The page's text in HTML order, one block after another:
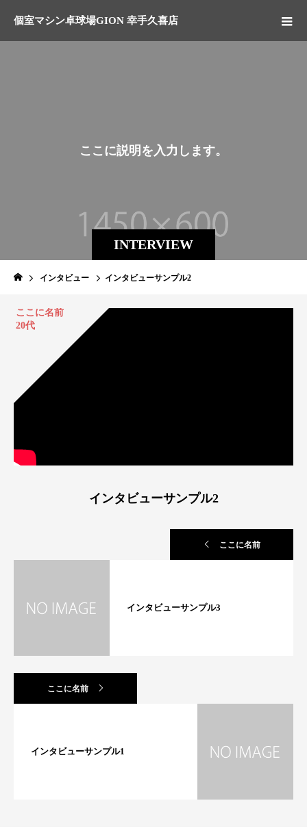
個室マシン卓球場GION 幸手久喜店
INTERVIEW
こ こ に説明 を 入 力 し ま す。
インタビュー インタビューサンプル2
ここに名前
20代
インタビューサンプル2
ここに名前
インタビューサンプル3
ここに名前
インタビューサンプル1